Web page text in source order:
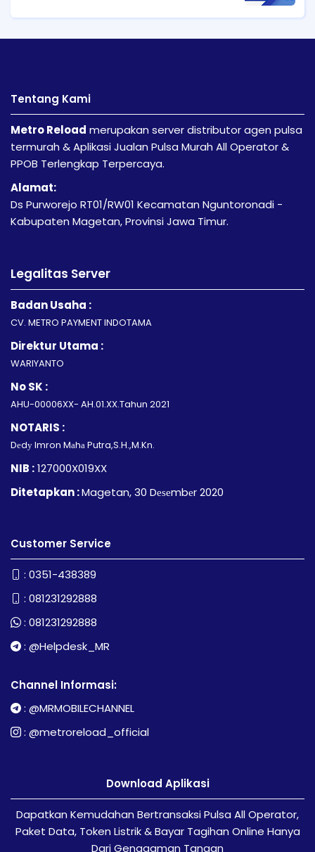
Tentang Kami
Metro Reload merupakan server distributor agen pulsa
termurah & Aplikasi Jualan Pulsa Murah All Operator &
PPOB Terlengkap Terpercaya.
Alamat:
Ds Purworejo RT01/RW01 Kecamatan Nguntoronadi -
Kabupaten Magetan, Provinsi Jawa Timur.
Legalitas Server
Badan Usaha :
CV. METRO PAYMENT INDOTAMA
Direktur Utama :
WARIYANTO
No SK :
AHU-00006XX- AH.01.XX.Tahun 2021
NOTARIS :
Dеdу Imron Mаhа Putra,S.H.,M.Kn.
NIB :127000X019XX
Ditetapkan :Magetan, 30 Dеѕеmbеr 2020
Customer Service
: 0351-438389
: 081231292888
: 081231292888
: @Helpdesk_MR
Channel Informasi:
: @MRMOBILECHANNEL
: @metroreload_official
Download Aplikasi
Dapatkan Kemudahan Bertransaksi Pulsa All Operator,
Paket Data, Token Listrik & Bayar Tagihan Online Hanya
Dari Genggaman Tangan